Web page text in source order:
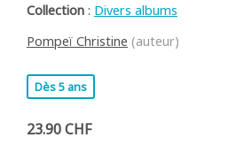
Collection : Divers albums
Pompeï Christine (auteur)
Dès 5 ans
23.90 CHF